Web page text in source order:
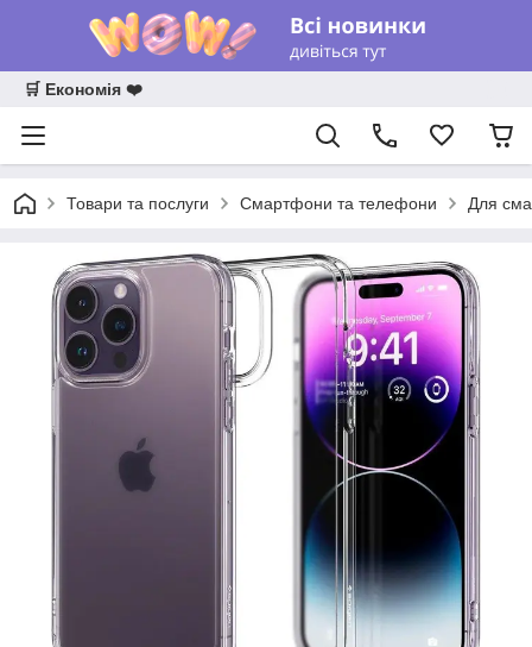
🛒 Економія ❤️
Товари та послуги Смартфони та телефони Для